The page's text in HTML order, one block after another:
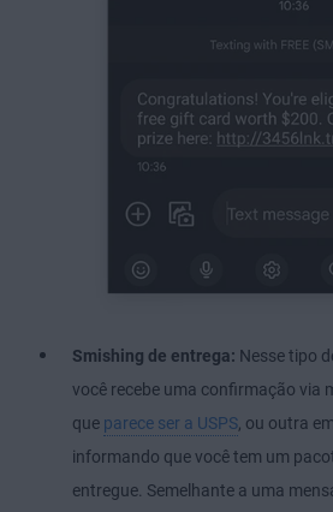
Smishing de entrega: Nesse tipo
você recebe uma confirmação via
que parece ser a USPS , ou outra
informando que você tem um
entregue. Semelhante a uma